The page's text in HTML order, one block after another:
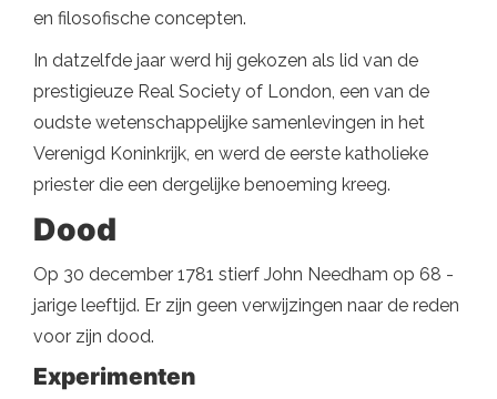
en filosofische concepten.
In datzelfde jaar werd hij gekozen als lid van de
prestigieuze Real Society of London, een van de
oudste wetenschappelijke samenlevingen in het
Verenigd Koninkrijk, en werd de eerste katholieke
priester die een dergelijke benoeming kreeg.
Dood
Op 30 december 1781 stierf John Needham op 68 -
jarige leeftijd. Er zijn geen verwijzingen naar de reden
voor zijn dood.
Experimenten